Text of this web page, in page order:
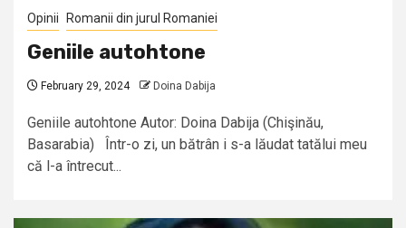
Opinii Romanii din jurul Romaniei
Geniile autohtone
February 29, 2024 Doina Dabija
Geniile autohtone Autor: Doina Dabija (Chişinău,
Basarabia) Într-o zi, un bătrân i s-a lăudat tatălui meu
că l-a întrecut...